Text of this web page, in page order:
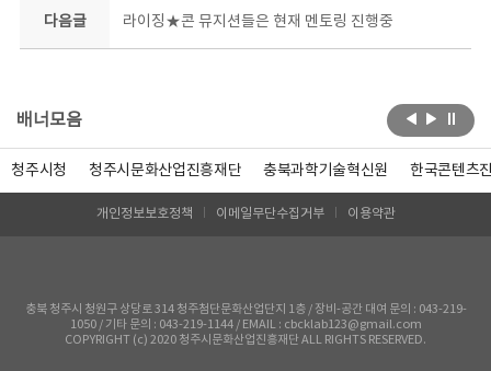
다음글 라이징★콘 뮤지션들은 현재 멘토링 진행중
배너모음
청주시청 청주시문화산업진흥재단 충북과학기술혁신원 한국콘텐츠
개인정보보호정책 이메일무단수집거부 이용약관
충북 청주시 청원구 상당로 314 청주첨단문화산업단지 1층 / 장비-공간 대여 문의 : 043-219-
1050 / 기타 문의 : 043-219-1144 / EMAIL : cbcklab123@gmail.com
COPYRIGHT (c) 2020 청주시문화산업진흥재단 ALL RIGHTS RESERVED.